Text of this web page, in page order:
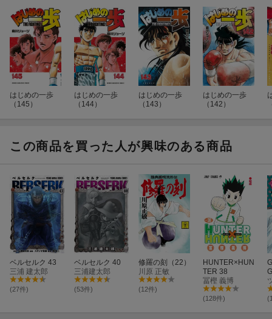
はじめの一歩
（145）
はじめの一歩
（144）
はじめの一歩
（143）
はじめの一歩
（142）
この商品を買った人が興味のある商品
ベルセルク 43
三浦 建太郎
(27件)
ベルセルク 40
三浦建太郎
(53件)
修羅の刻（22）
川原 正敏
(12件)
HUNTER×HUN
TER 38
冨樫 義博
(128件)